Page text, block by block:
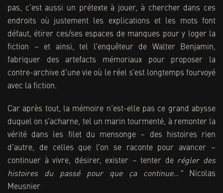
pas, c’est aussi un prétexte à jouer, à chercher dans ces
endroits où justement les explications et les mots font
défaut, étirer ces/ses espaces de manques pour y loger la
fiction – et ainsi, tel l’enquêteur de Walter Benjamin,
fabriquer des artefacts mémoriaux pour proposer la
contre-archive d’une vie où le réel s’est longtemps fourvoyé
avec la fiction.
Car après tout, la mémoire n’est-elle pas ce grand abysse
duquel on s’acharne, tel un marin tourmenté, à remonter la
vérité dans les filet du mensonge – des histoires rien
d’autre, de celles que l’on se raconte pour avancer –
continuer à vivre, désirer, exister – tenter de régler des
histoires du passé pour que ça continue…"
Nicolas
Meusnier